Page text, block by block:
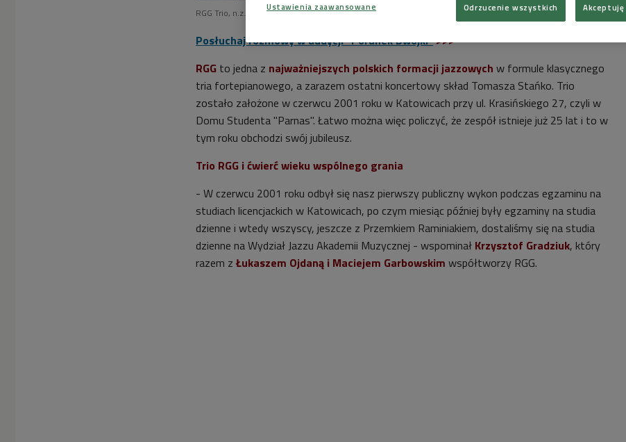
RGG Trio, n.z. Lukasz Ojdana, Maciej Grabowski, Krzysztof Gradziuk Foto: Cezary Piwowarski / Polskie Radio
Posłuchaj rozmowy w audycji "Poranek Dwójki">>>
RGG to jedna z najważniejszych polskich formacji jazzowych w formule klasycznego
tria fortepianowego, a zarazem ostatni koncertowy skład Tomasza Stańko. Trio
zostało założone w czerwcu 2001 roku w Katowicach przy ul. Krasińskiego 27, czyli w
Domu Studenta "Parnas". Łatwo można więc policzyć, że zespół istnieje już 25 lat i to w
tym roku obchodzi swój jubileusz.
Trio RGG i ćwierć wieku wspólnego grania
- W czerwcu 2001 roku odbył się nasz pierwszy publiczny wykon podczas egzaminu na
studiach licencjackich w Katowicach, po czym miesiąc później były egzaminy na studia
dzienne i wtedy wszyscy, jeszcze z Przemkiem Raminiakiem, dostaliśmy się na studia
dzienne na Wydział Jazzu Akademii Muzycznej - wspominał Krzysztof Gradziuk, który
razem z Łukaszem Ojdaną i Maciejem Garbowskim współtworzy RGG.
Ustawienia zaawansowane Odrzucenie wszystkich